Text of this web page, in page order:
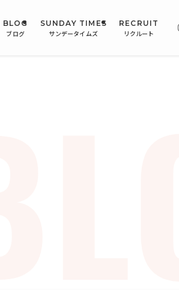
BLOG
ブログ
SUNDAY TIMES
サンデータイムズ
RECRUIT
リクルート